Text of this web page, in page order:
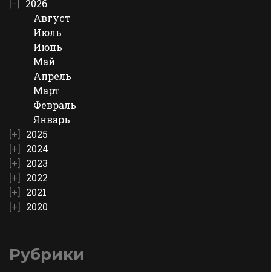
2026
Август
Июль
Июнь
Май
Апрель
Март
Февраль
Январь
2025
2024
2023
2022
2021
2020
Рубрики